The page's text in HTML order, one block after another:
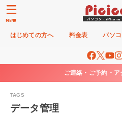
はじめての方へ 料金表 パソ
MENU
ご連絡・ご予約・
データ管理